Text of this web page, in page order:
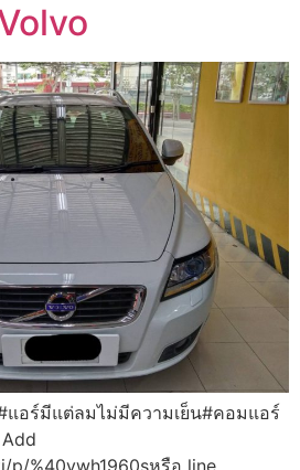
อร์มีแต่ลมไม่มีความเย็น#คอมแอร์
Add